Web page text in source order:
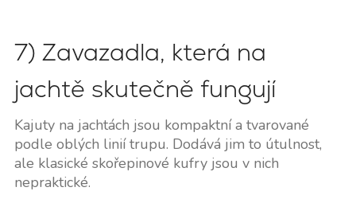
7) Zavazadla, která na
jachtě skutečně fungují
Kajuty na jachtách jsou kompaktní a tvarované
podle oblých linií trupu. Dodává jim to útulnost,
ale klasické skořepinové kufry jsou v nich
nepraktické.